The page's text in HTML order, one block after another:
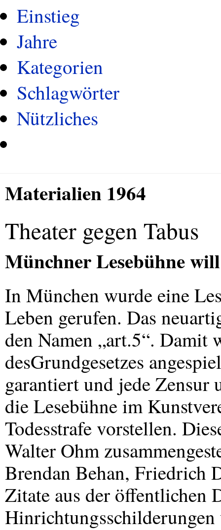
Einstieg
Jahre
Kategorien
Schlagwörter
Nützliches
Materialien 1964
Theater gegen Tabus
Münchner Lesebühne
In München wurde eine
Leben gerufen. Das
den Namen „art.5“.
desGrundgesetzes
garantiert und jede Zensur
die Lesebühne im
Todesstrafe vorstellen.
Walter Ohm
Brendan Behan, Friedrich
Zitate aus der öffentlichen